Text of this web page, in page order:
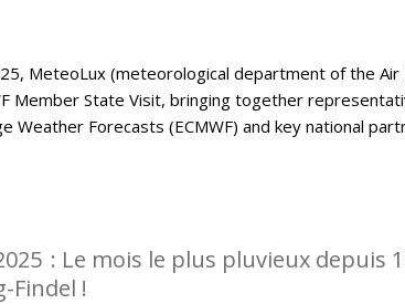
MeteoLux (meteorological department of the Air
Member State Visit, bringing together
Weather Forecasts (ECMWF) and key national
: Le mois le plus pluvieux depuis
Findel !